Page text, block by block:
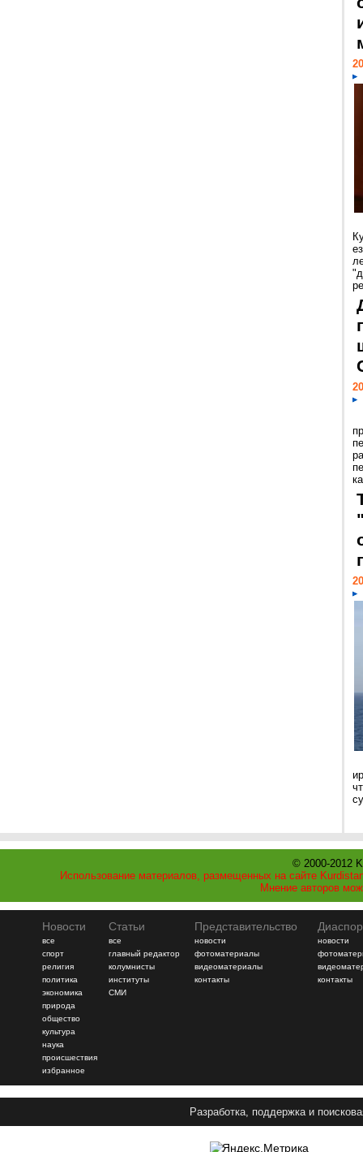
© 2000-2012
Использование материалов, размещенных на сайте
Мнение авторов
Новости
все
спорт
религия
политика
экономика
природа
общество
культура
наука
происшествия
избранное
Статьи
все
главный редактор
колумнисты
институты
СМИ
Представительство
новости
фотоматериалы
видеоматериалы
контакты
новости
контакты
Разработка, поддержка и